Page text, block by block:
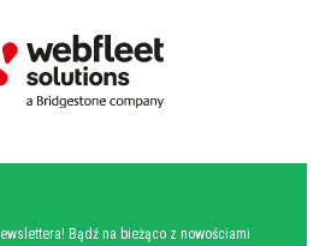
Bądź na bieżąco z nowościami